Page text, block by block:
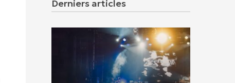
Derniers articles